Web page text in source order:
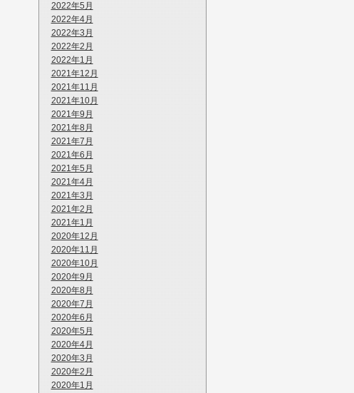
2022年5月
2022年4月
2022年3月
2022年2月
2022年1月
2021年12月
2021年11月
2021年10月
2021年9月
2021年8月
2021年7月
2021年6月
2021年5月
2021年4月
2021年3月
2021年2月
2021年1月
2020年12月
2020年11月
2020年10月
2020年9月
2020年8月
2020年7月
2020年6月
2020年5月
2020年4月
2020年3月
2020年2月
2020年1月